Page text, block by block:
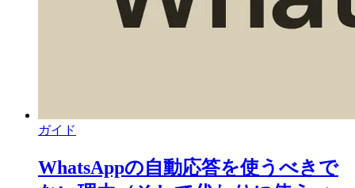
ガイド
WhatsAppの自動応答を使うべきで